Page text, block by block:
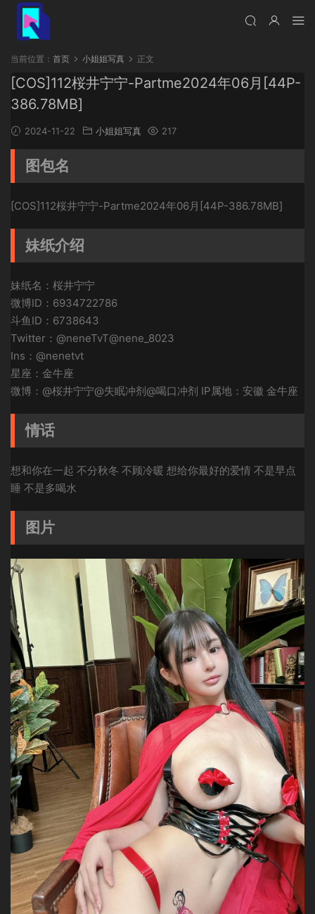
当前位置： 首页 小姐姐写真 正文
[COS]112桜井宁宁-Partme2024年06月[44P-
386.78MB]
2024-11-22 小姐姐写真 217
图包名
[COS]112桜井宁宁-Partme2024年06月[44P-386.78MB]
妹纸介绍
妹纸名：桜井宁宁
微博ID：6934722786
斗鱼ID：6738643
Twitter：@neneTvT@nene_8023
Ins：@nenetvt
星座：金牛座
微博：@桜井宁宁@失眠冲剂@喝口冲剂 IP属地：安徽 金牛座
情话
想和你在一起 不分秋冬 不顾冷暖 想给你最好的爱情 不是早点
睡 不是多喝水 ​​​
图片